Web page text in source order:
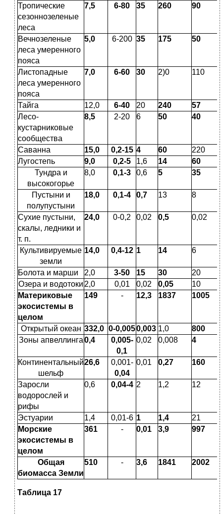
Тропические
сезонно­зеленые
леса
7,5 6-80 35 260 90
Вечнозеленые
леса уме­ренного
пояса
5,0 6-200 35 175 50
Листопадные
леса уме­ренного
пояса
7,0 6-60 30 2)0 110
Тайга 12,0 6-40 20 240
57
Лесо-
кустарниковые
со­общества
8,5 2-20 6 50 40
Саванна 15,0 0,2-15 4 60
220
Лугостепь
9,0 0,2-5 1,6 14
60
Тундра и
высокогорье
8,0 0,1-3 0,6 5 35
Пустыни и
полупустыни
18,0 0,1-4 0,7 13 8
Сухие пустыни,
скалы, ледники и
т. п.
24,0 0-0,2 0,02 0,5 0,02
Культивируемые
земли
14,0 0,4-12 1 14 6
Болота и марши 2,0 3-50 15 30
20
Озера и водотоки 2,0 0,01 0,02 0,05
10
Материковые
экосистемы в
целом
149 - 12,3 1837 1005
Открытый океан 332,0 0-0,0050,003 1,0
800
Зоны апвеллинга0,4
0,005-
0,1
0,02 0,008 4
Континентальный
шельф
26,6
0,001-
0,04
0,01 0,27 160
Заросли
водорослей и
рифы
0,6 0,04-4 2 1,2 12
Эстуарии 1,4 0,01-6 1 1,4
21
Морские
экосистемы в
целом
361 - 0,01 3,9 997
Общая
биомасса Земли
510 - 3,6 1841 2002
Таблица 17